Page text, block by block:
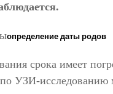
определение даты родов
срока имеет
УЗИ-исследованию